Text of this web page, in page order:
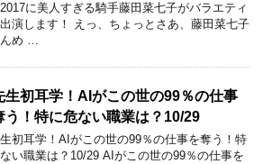
に美人すぎる騎手藤田菜七子がバラエティ
演します！ えっ、ちょっとさあ、藤田菜七子
んめ …
生初耳学！AIがこの世の99％の仕事
う！特に危ない職業は？10/29
初耳学！AIがこの世の99％の仕事を奪う！特
い職業は？10/29 AIがこの世の99％の仕事を